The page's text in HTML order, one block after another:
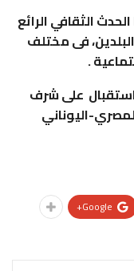
الثقافي الرائع
فى مختلف
.
على شرف
اليوناني
Google+